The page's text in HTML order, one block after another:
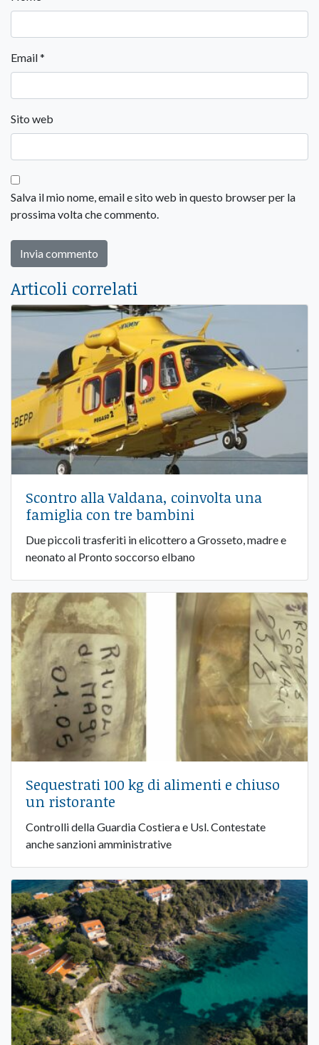
Email*
Sito web
Salva il mio nome, email e sito web in questo browser per la
prossima volta che commento.
Articoli correlati
Scontro alla Valdana, coinvolta una
famiglia con tre bambini
Due piccoli trasferiti in elicottero a Grosseto, madre e
neonato al Pronto soccorso elbano
Sequestrati 100 kg di alimenti e chiuso
un ristorante
Controlli della Guardia Costiera e Usl. Contestate
anche sanzioni amministrative